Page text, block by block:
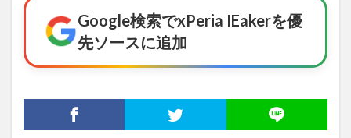
Google検索でxPeria IEakerを優
先ソースに追加